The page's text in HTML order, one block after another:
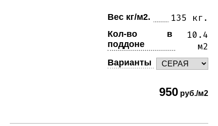
Вес кг/м2. 135 кг.
Кол-во в
поддоне
10.4
м2
Варианты
950 руб./м2